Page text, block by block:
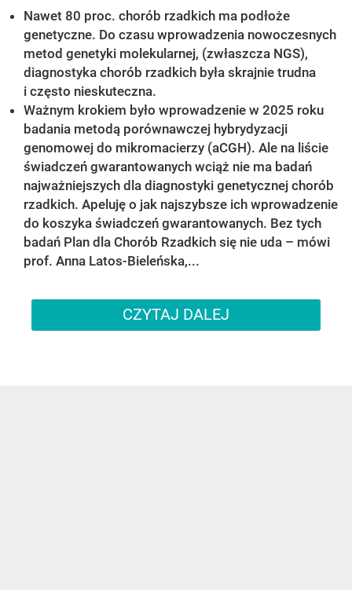
Nawet 80 proc. chorób rzadkich ma podłoże
genetyczne. Do czasu wprowadzenia nowoczesnych
metod genetyki molekularnej, (zwłaszcza NGS),
diagnostyka chorób rzadkich była skrajnie trudna
i często nieskuteczna.
Ważnym krokiem było wprowadzenie w 2025 roku
badania metodą porównawczej hybrydyzacji
genomowej do mikromacierzy (aCGH). Ale na liście
świadczeń gwarantowanych wciąż nie ma badań
najważniejszych dla diagnostyki genetycznej chorób
rzadkich. Apeluję o jak najszybsze ich wprowadzenie
do koszyka świadczeń gwarantowanych. Bez tych
badań Plan dla Chorób Rzadkich się nie uda – mówi
prof. Anna Latos-Bieleńska,...
CZYTAJ DALEJ